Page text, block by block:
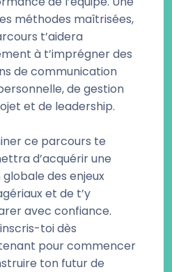
méthodes maîtrisées,
t’aidera
à t’imprégner des
de communication
de gestion
et de leadership.
ce parcours te
d’acquérir une
globale des enjeux
et de t’y
avec confiance.
toi dès
pour commencer
ton futur de